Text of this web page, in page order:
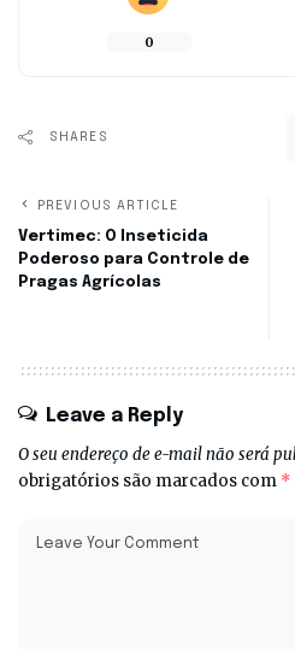
0
SHARES
PREVIOUS ARTICLE
Vertimec: O Inseticida
Poderoso para Controle de
Pragas Agrícolas
Leave a Reply
O seu endereço de e-mail não será
obrigatórios são marcados com *